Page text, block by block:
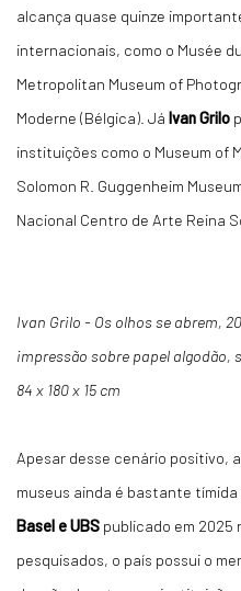
alcança quase quinze
internacionais, como o Musée
Metropolitan Museum of
Moderne (Bélgica). Já Ivan Grilo
instituições como o Museum of
Solomon R. Guggenheim
Nacional Centro de Arte Reina
Ivan Grilo - Os olhos se abrem,
impressão sobre papel algodão,
84 x 180 x 15 cm
Apesar desse cenário positivo,
museus ainda é bastante
Basel e UBS publicado em 2025
pesquisados, o país possui o